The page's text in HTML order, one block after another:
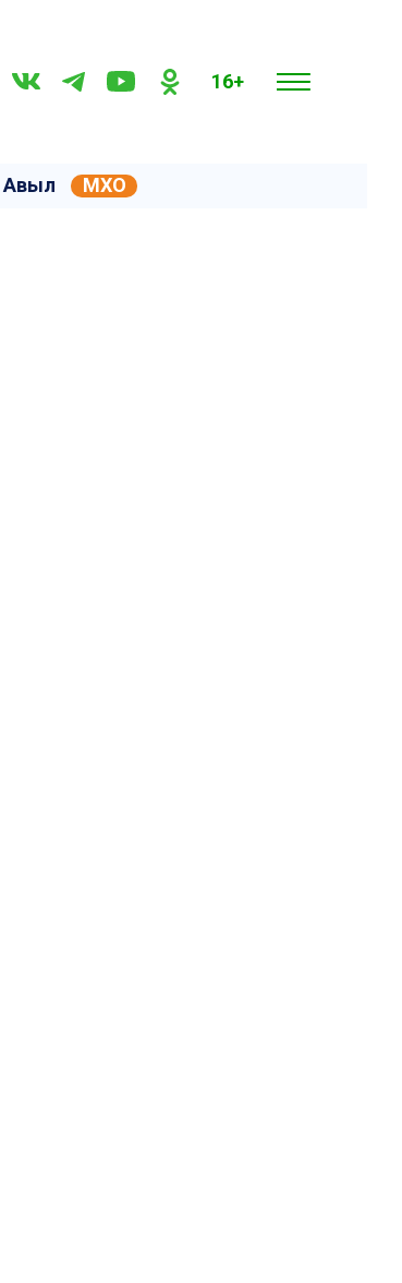
16+
Авыл МХО